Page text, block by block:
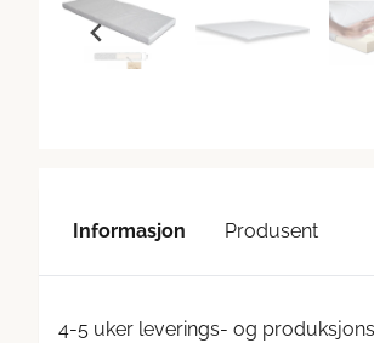
Informasjon Produsent
4-5 uker leverings- og